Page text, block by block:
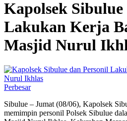
Kapolsek
Lakukan Kerja
Masjid Nurul
Perbesar
Sibulue – Jumat (08/06), Kapolsek
memimpin personil Polsek Sibulue